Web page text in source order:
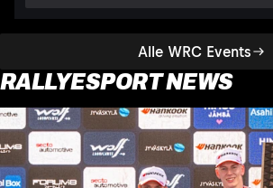
Alle WRC Events
RALLYESPORT NEWS